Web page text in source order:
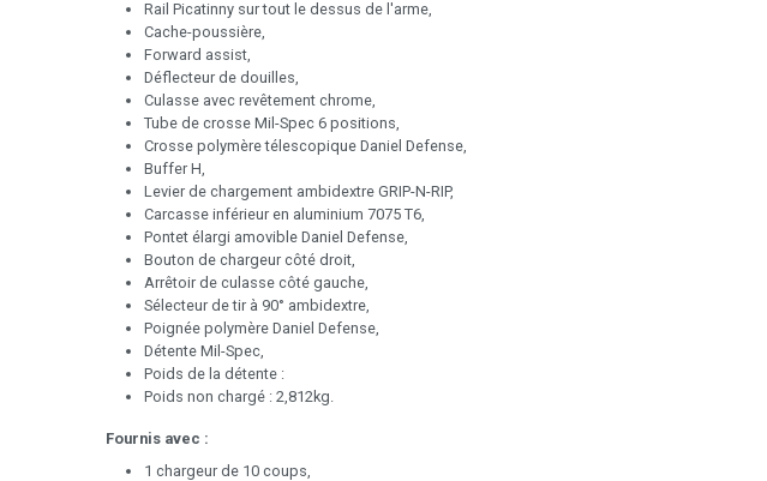
Rail Picatinny sur tout le dessus de l'arme,
Cache-poussière,
Forward assist,
Déflecteur de douilles,
Culasse avec revêtement chrome,
Tube de crosse Mil-Spec 6 positions,
Crosse polymère télescopique Daniel Defense,
Buffer H,
Levier de chargement ambidextre GRIP-N-RIP,
Carcasse inférieur en aluminium 7075 T6,
Pontet élargi amovible Daniel Defense,
Bouton de chargeur côté droit,
Arrêtoir de culasse côté gauche,
Sélecteur de tir à 90° ambidextre,
Poignée polymère Daniel Defense,
Détente Mil-Spec,
Poids de la détente :
Poids non chargé : 2,812kg.
Fournis avec :
1 chargeur de 10 coups,